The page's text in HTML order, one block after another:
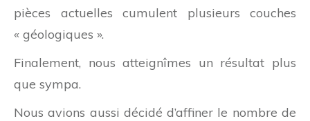
pièces actuelles cumulent plusieurs couches
« géologiques ».
Finalement, nous atteignîmes un résultat plus
que sympa.
Nous avions aussi décidé d’affiner le nombre de